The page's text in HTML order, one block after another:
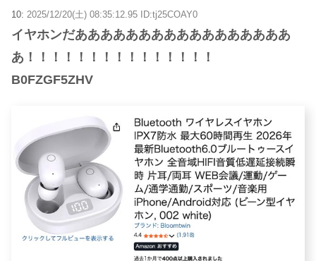
10: 2025/12/20(土) 08:35:12.95 ID:tj25COAY0
イヤホンだあああああああああああああああああ
あ！！！！！！！！！！！！！！！
B0FZGF5ZHV